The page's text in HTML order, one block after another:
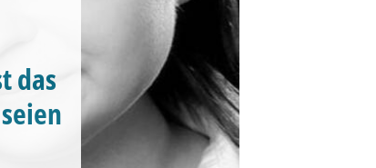
das